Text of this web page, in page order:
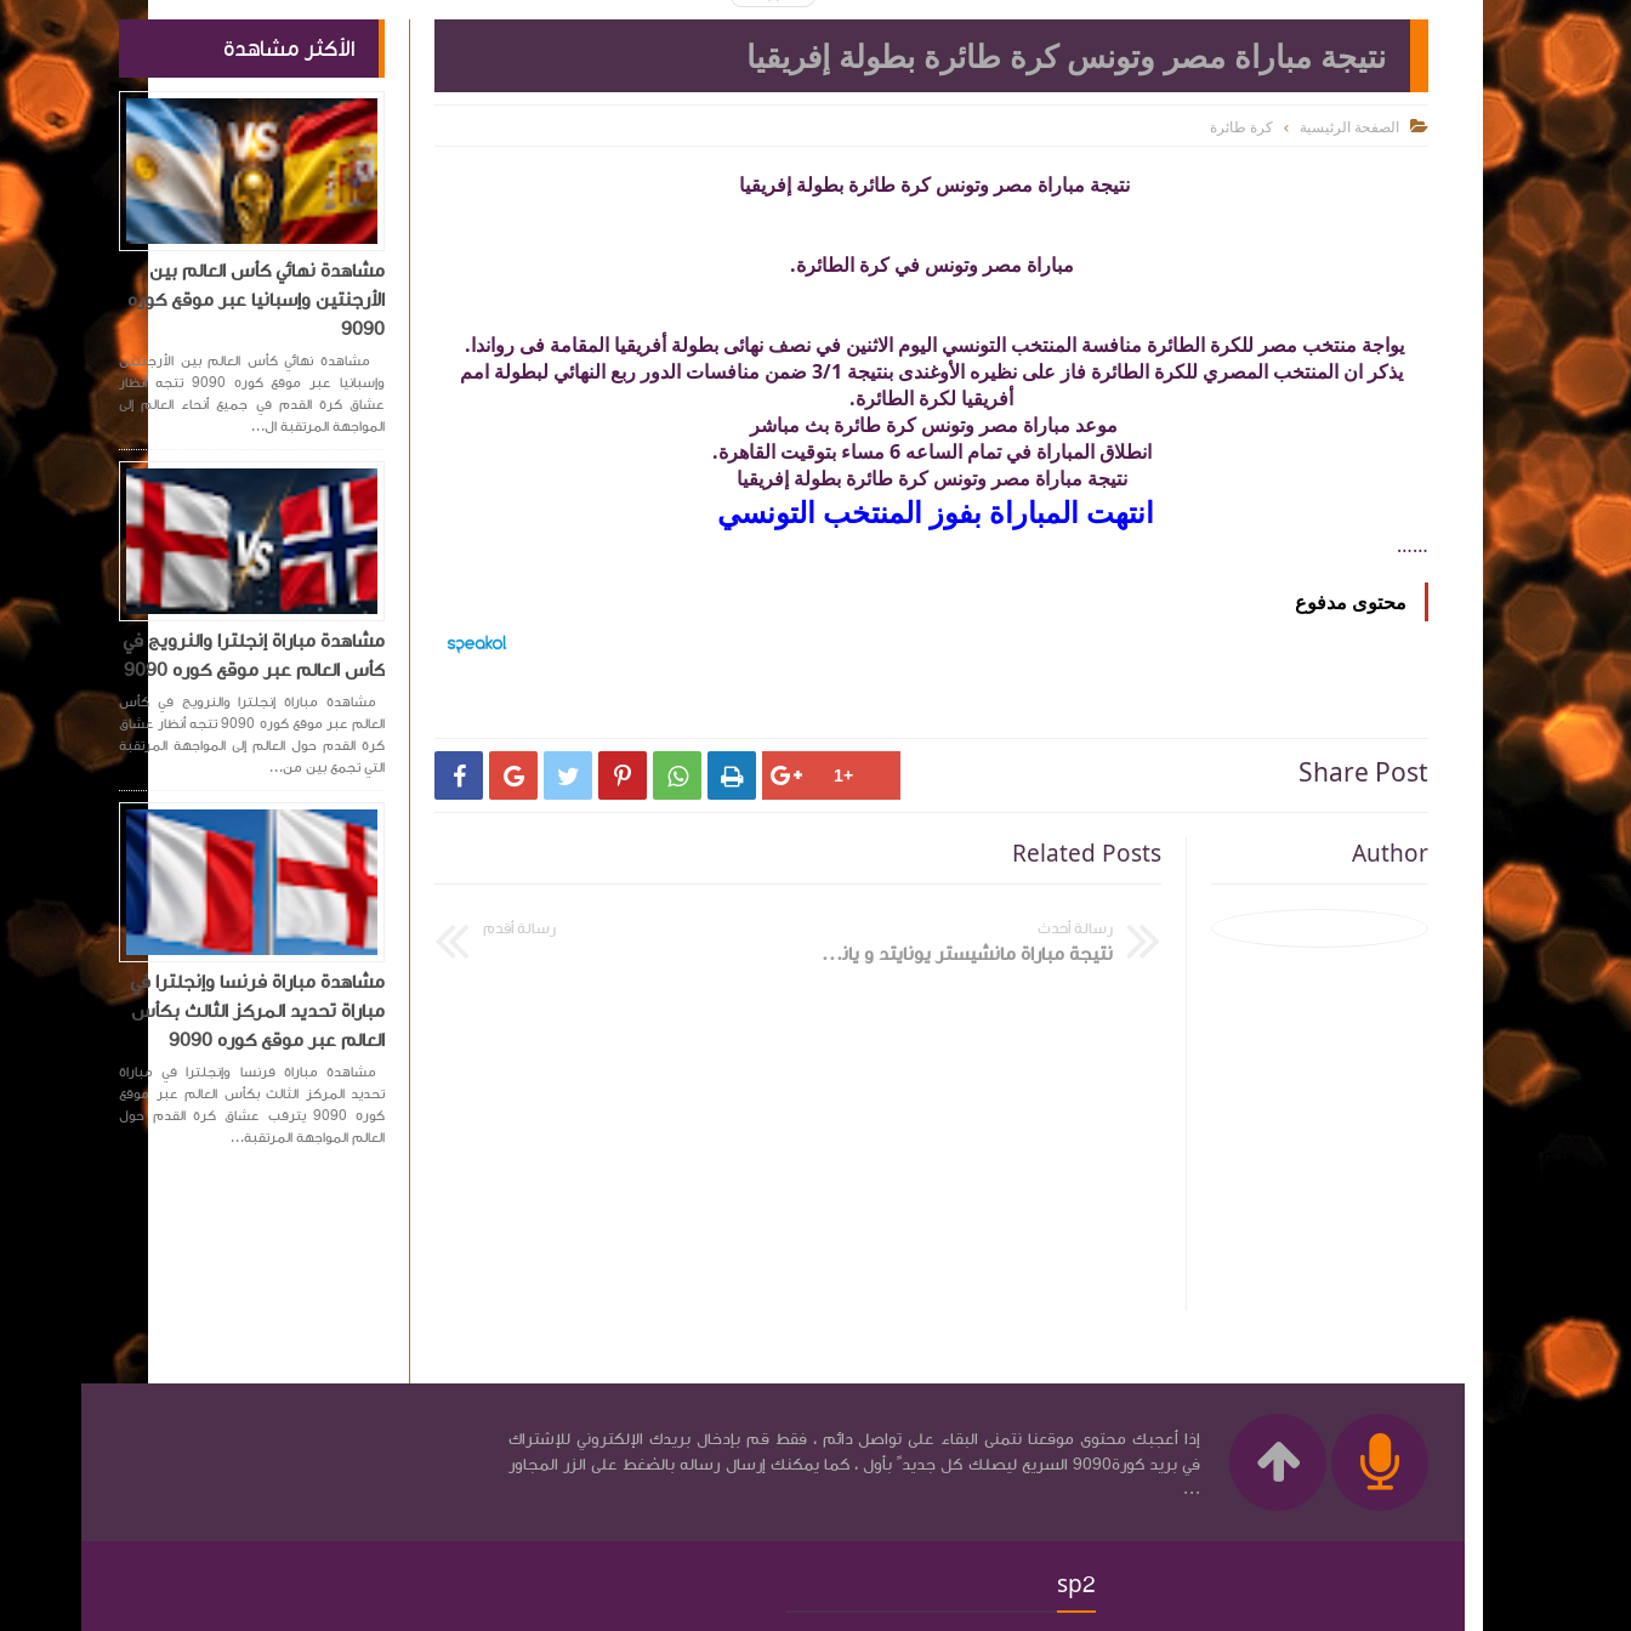
نتيجة مباراة مصر وتونس كرة طائرة بطولة إفريقيا
 الصفحة الرئيسية كرة طائرة
نتيجة مباراة مصر وتونس كرة طائرة بطولة إفريقيا
مباراة مصر وتونس في كرة الطائرة.
يواجة منتخب مصر للكرة الطائرة منافسة المنتخب التونسي اليوم الاثنين في نصف نهائى بطولة أفريقيا المقامة فى رواندا.
يذكر ان المنتخب المصري للكرة الطائرة فاز على نظيره الأوغندى بنتيجة 3/1 ضمن منافسات الدور ربع النهائي لبطولة امم
أفريقيا لكرة الطائرة.
موعد مباراة مصر وتونس كرة طائرة بث مباشر
انطلاق المباراة في تمام الساعه 6 مساء بتوقيت القاهرة.
نتيجة مباراة مصر وتونس كرة طائرة بطولة إفريقيا
انتهت المباراة بفوز المنتخب التونسي
……
محتوى مدفوع
Share Post
     
Author
Related Posts
رسالة أحدث
نتيجة مباراة مانشيستر يونايتد و يانج بويز في دورى أبطال أوروبا
رسالة أقدم
الأكثر مشاهدة
مشاهدة نهائي كأس العالم بين
الأرجنتين وإسبانيا عبر موقع كوره
9090
مشاهدة نهائي كأس العالم بين الأرجنتين
وإسبانيا عبر موقع كوره 9090 تتجه أنظار
عشاق كرة القدم في جميع أنحاء العالم إلى
المواجهة المرتقبة ال...
مشاهدة مباراة إنجلترا والنرويج في
كأس العالم عبر موقع كوره 9090
مشاهدة مباراة إنجلترا والنرويج في كأس
العالم عبر موقع كوره 9090 تتجه أنظار عشاق
كرة القدم حول العالم إلى المواجهة المرتقبة
التي تجمع بين من...
مشاهدة مباراة فرنسا وإنجلترا في
مباراة تحديد المركز الثالث بكأس
العالم عبر موقع كوره 9090
مشاهدة مباراة فرنسا وإنجلترا في مباراة
تحديد المركز الثالث بكأس العالم عبر موقع
كوره 9090 يترقب عشاق كرة القدم حول
العالم المواجهة المرتقبة...
إذا أعجبك محتوى موقعنا نتمنى البقاء على تواصل دائم ، فقط قم بإدخال بريدك الإلكتروني للإشتراك
في بريد كورة9090 السريع ليصلك كل جديد ً بأول ، كما يمكنك إرسال رساله بالضغط على الزر المجاور
...
sp2